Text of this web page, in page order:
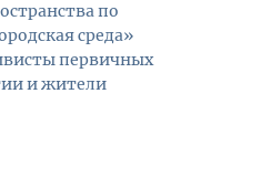
по
среда»
первичных
и жители